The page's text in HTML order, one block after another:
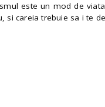
este un mod de
si careia trebuie sa i te